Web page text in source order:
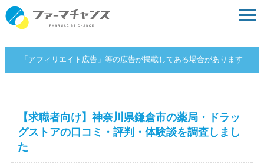
「アフィリエイト広告」等の広告が掲載してある場合があります
【求職者向け】神奈川県鎌倉市の薬局・ドラッ
グストアの口コミ・評判・体験談を調査しまし
た